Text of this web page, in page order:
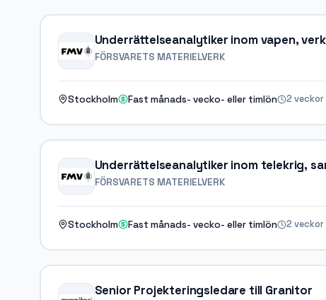
Underrättelseanalytiker inom vapen,
FÖRSVARETS MATERIELVERK
Stockholm Fast månads- vecko- eller timlön 2 veckor
Underrättelseanalytiker inom telekrig,
FÖRSVARETS MATERIELVERK
Stockholm Fast månads- vecko- eller timlön 2 veckor
Senior Projekteringsledare till Granitor